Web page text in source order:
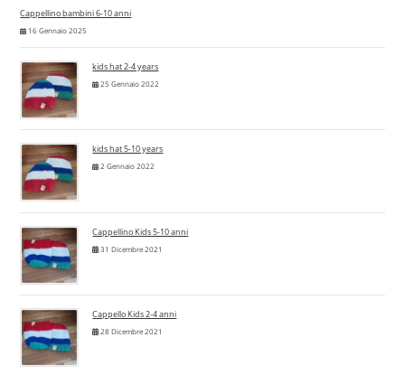
Cappellino bambini 6-10 anni
16 Gennaio 2025
kids hat 2-4 years
25 Gennaio 2022
kids hat 5-10 years
2 Gennaio 2022
Cappellino Kids 5-10 anni
31 Dicembre 2021
Cappello Kids 2-4 anni
28 Dicembre 2021